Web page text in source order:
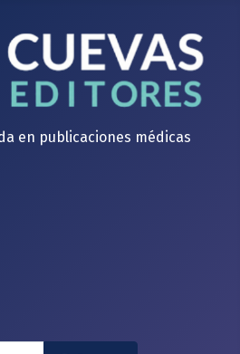
en publicaciones médicas